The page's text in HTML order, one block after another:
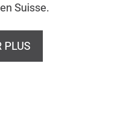
Suisse.
PLUS